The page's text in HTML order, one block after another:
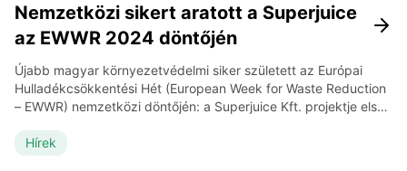
Nemzetközi sikert aratott a Superjuice
az EWWR 2024 döntőjén
Újabb magyar környezetvédelmi siker született az Európai
Hulladékcsökkentési Hét (European Week for Waste Reduction
– EWWR) nemzetközi döntőjén: a Superjuice Kft. projektje első
szervezetek kategóriában. A díjátadóra júniusban került sor a
Hírek